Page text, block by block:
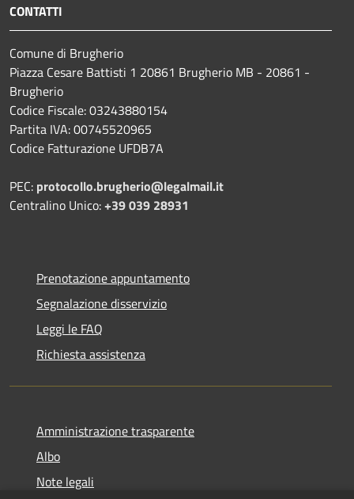
CONTATTI
Comune di Brugherio
Piazza Cesare Battisti 1 20861 Brugherio MB - 20861 -
Brugherio
Codice Fiscale: 03243880154
Partita IVA: 00745520965
Codice Fatturazione UFDB7A
PEC: protocollo.brugherio@legalmail.it
Centralino Unico:+39 039 28931
Prenotazione appuntamento
Segnalazione disservizio
Leggi le FAQ
Richiesta assistenza
Amministrazione trasparente
Albo
Note legali